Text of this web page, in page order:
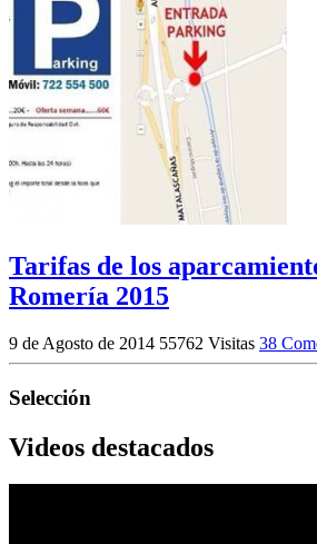
Tarifas de los
Romería 2015
9 de Agosto de 2014 55762 Visitas 38
Selección
Videos destacados